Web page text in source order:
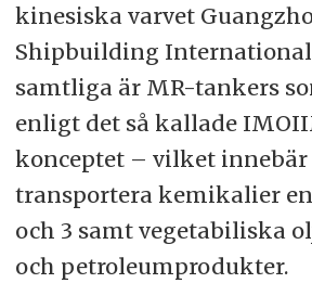
kinesiska varvet
Shipbuilding International
samtliga är MR-tankers
enligt det så kallade
konceptet – vilket innebär
transportera kemikalier
och 3 samt vegetabiliska
och petroleumprodukter.